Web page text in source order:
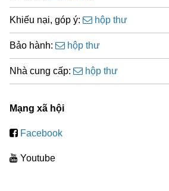
Khiếu nại, góp ý: hộp thư
Bảo hành: hộp thư
Nhà cung cấp: hộp thư
Mạng xã hội
Facebook
Youtube